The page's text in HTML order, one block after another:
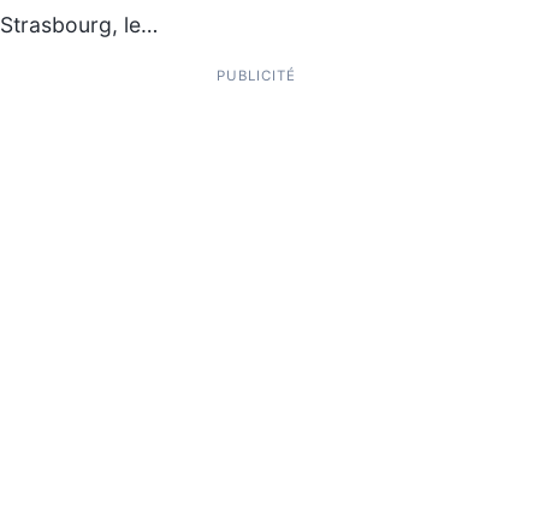
Strasbourg, le…
PUBLICITÉ